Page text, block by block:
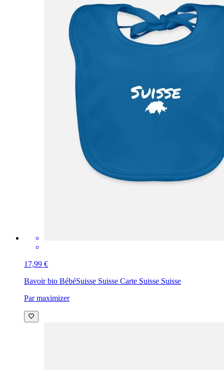
17,99 €
Bavoir bio BébéSuisse Suisse Carte Suisse Suisse
Par maximizer